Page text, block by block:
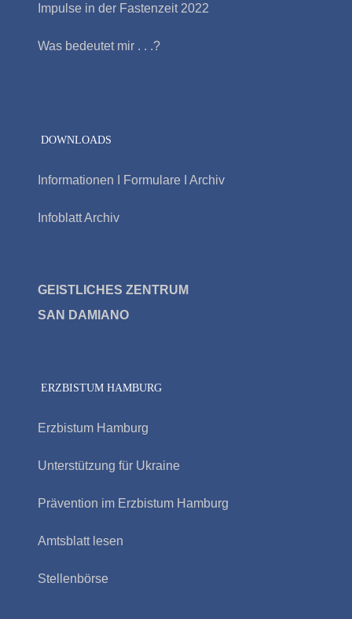
Impulse in der Fastenzeit 2022
Was bedeutet mir . . .?
DOWNLOADS
Informationen I Formulare I Archiv
Infoblatt Archiv
GEISTLICHES ZENTRUM
SAN DAMIANO
ERZBISTUM HAMBURG
Erzbistum Hamburg
Unterstützung für Ukraine
Prävention im Erzbistum Hamburg
Amtsblatt lesen
Stellenbörse